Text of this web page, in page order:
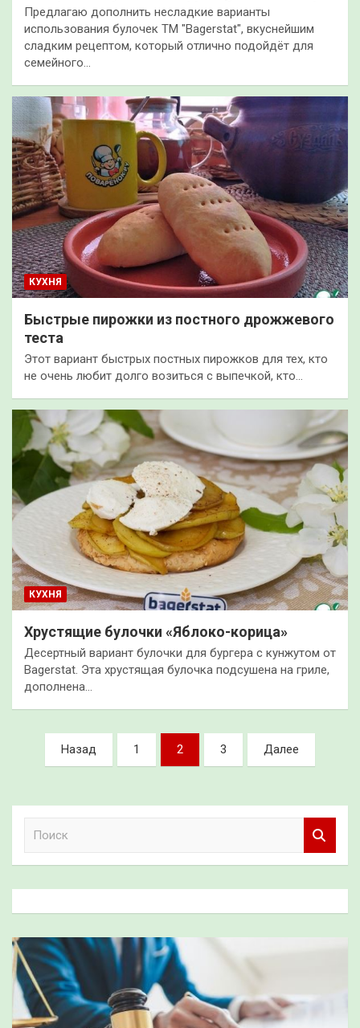
Предлагаю дополнить несладкие варианты
использования булочек ТМ "Bagerstat", вкуснейшим
сладким рецептом, который отлично подойдёт для
семейного…
КУХНЯ
Быстрые пирожки из постного дрожжевого
теста
Этот вариант быстрых постных пирожков для тех, кто
не очень любит долго возиться с выпечкой, кто…
КУХНЯ
Хрустящие булочки «Яблоко-корица»
Десертный вариант булочки для бургера с кунжутом от
Bagerstat. Эта хрустящая булочка подсушена на гриле,
дополнена…
Пагинация
записей
Назад 1 2 3 Далее
к